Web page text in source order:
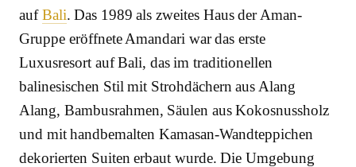
aufBali. Das 1989 als zweites Haus der Aman-
Gruppe eröffnete Amandari war das erste
Luxusresort auf Bali, das im traditionellen
balinesischen Stil mit Strohdächern aus Alang
Alang, Bambusrahmen, Säulen aus Kokosnussholz
und mit handbemalten Kamasan-Wandteppichen
dekorierten Suiten erbaut wurde. Die Umgebung